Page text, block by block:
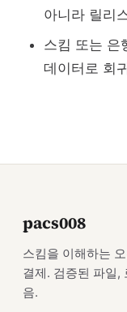
아니라 릴리
스킴 또는 은
데이터로 회
pacs008
스킴을 이해하는
결제. 검증된 파일,
음.